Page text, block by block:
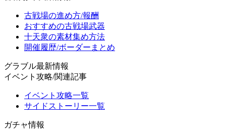
古戦場の進め方/報酬
おすすめの古戦場武器
十天衆の素材集め方法
開催履歴/ボーダーまとめ
グラブル最新情報
イベント攻略/関連記事
イベント攻略一覧
サイドストーリー一覧
ガチャ情報